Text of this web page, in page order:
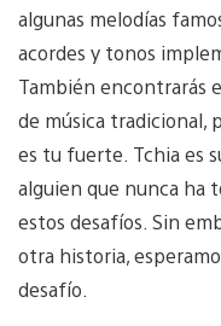
algunas melodías
acordes y tonos
También encontrarás
de música tradicional,
es tu fuerte. Tchia es
alguien que nunca ha
estos desafíos. Sin
otra historia,
desafío.